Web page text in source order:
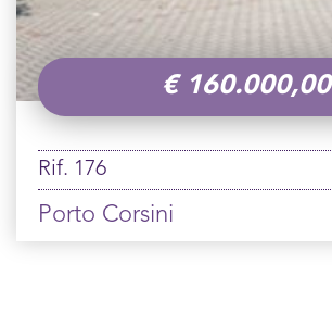
€160.000,00
Rif. 176
Porto Corsini